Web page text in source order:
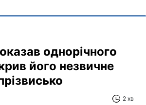
однорічного
його незвичне
2 хв